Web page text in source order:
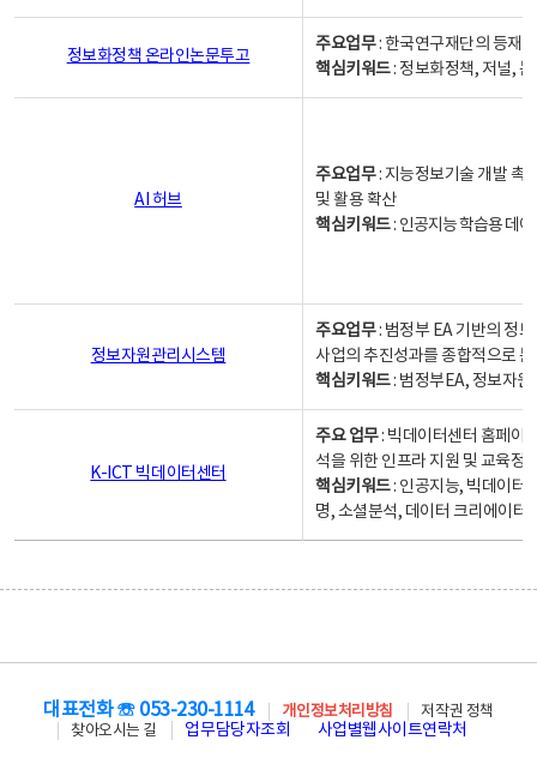
정보화정책 온라인논문투고
주요업무: 한국연구재단의 등재
핵심키워드: 정보화정책, 저널,
AI 허브
주요업무: 지능정보기술 개발 촉
및 활용 확산
핵심키워드: 인공지능 학습용 데
정보자원관리시스템
주요업무: 범정부 EA 기반의 정
사업의 추진성과를 종합적으로
핵심키워드: 범정부EA, 정보자
K-ICT 빅데이터센터
주요 업무: 빅데이터센터 홈페이
석을 위한 인프라 지원 및 교육정
핵심키워드: 인공지능, 빅데이터,
명, 소셜분석, 데이터 크리에이터
대표전화 ☏ 053-230-1114 개인정보처리방침
저작권 정책
찾아오시는 길
업무담당자조회 사업별웹사이트연락처